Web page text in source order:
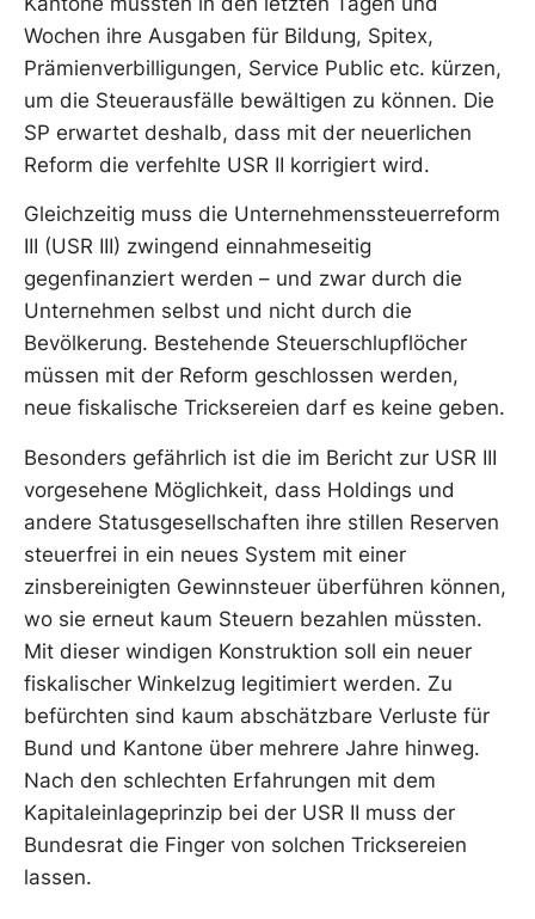
Wochen ihre Ausgaben für Bildung, Spitex,
Prämienverbilligungen, Service Public etc. kürzen,
um die Steuerausfälle bewältigen zu können. Die
SP erwartet deshalb, dass mit der neuerlichen
Reform die verfehlte USR II korrigiert wird.
Gleichzeitig muss die Unternehmenssteuerreform
III (USR III) zwingend einnahmeseitig
gegenfinanziert werden – und zwar durch die
Unternehmen selbst und nicht durch die
Bevölkerung. Bestehende Steuerschlupflöcher
müssen mit der Reform geschlossen werden,
neue fiskalische Tricksereien darf es keine geben.
Besonders gefährlich ist die im Bericht zur USR III
vorgesehene Möglichkeit, dass Holdings und
andere Statusgesellschaften ihre stillen Reserven
steuerfrei in ein neues System mit einer
zinsbereinigten Gewinnsteuer überführen können,
wo sie erneut kaum Steuern bezahlen müssten.
Mit dieser windigen Konstruktion soll ein neuer
fiskalischer Winkelzug legitimiert werden. Zu
befürchten sind kaum abschätzbare Verluste für
Bund und Kantone über mehrere Jahre hinweg.
Nach den schlechten Erfahrungen mit dem
Kapitaleinlageprinzip bei der USR II muss der
Bundesrat die Finger von solchen Tricksereien
lassen.